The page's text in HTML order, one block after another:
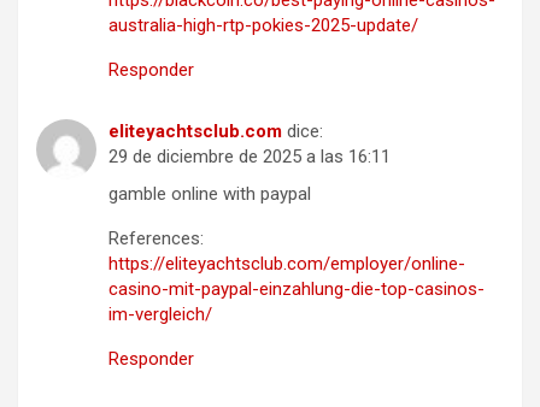
australia-high-rtp-pokies-2025-update/
Responder
eliteyachtsclub.com dice:
29 de diciembre de 2025 a las 16:11
gamble online with paypal
References:
https://eliteyachtsclub.com/employer/online-
casino-mit-paypal-einzahlung-die-top-casinos-
im-vergleich/
Responder